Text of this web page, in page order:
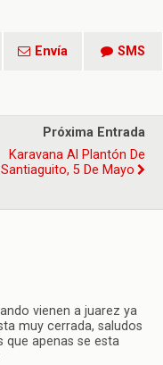
Envía SMS
Próxima Entrada
Karavana Al Plantón De
Santiaguito, 5 De Mayo
vienen a juarez ya
muy cerrada, saludos
que apenas se esta